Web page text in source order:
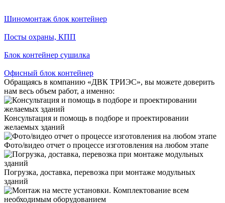
Шиномонтаж блок контейнер
Посты охраны, КПП
Блок контейнер сушилка
Офисный блок контейнер
Обращаясь в компанию «ДВК ТРИЭС», вы можете доверить
нам весь объем работ, а именно:
Консультация и помощь в подборе и проектировании
желаемых зданий
Фото/видео отчет о процессе изготовления на любом этапе
Погрузка, доставка, перевозка при монтаже модульных
зданий